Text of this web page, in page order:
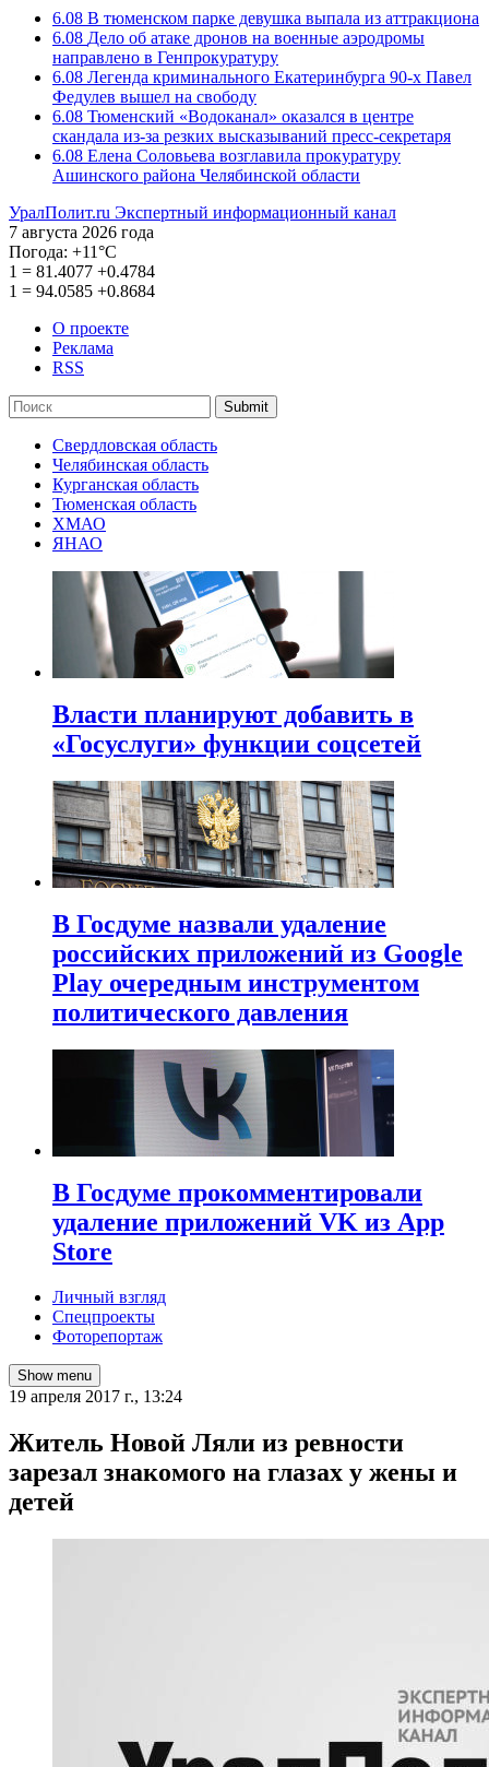
6.08 В тюменском парке девушка выпала из аттракциона
6.08 Дело об атаке дронов на военные аэродромы
направлено в Генпрокуратуру
6.08 Легенда криминального Екатеринбурга 90-х Павел
Федулев вышел на свободу
6.08 Тюменский «Водоканал» оказался в центре
скандала из-за резких высказываний пресс-секретаря
6.08 Елена Соловьева возглавила прокуратуру
Ашинского района Челябинской области
УралПолит.ru Экспертный информационный канал
7 августа 2026 года
Погода: +11°С
1 = 81.4077 +0.4784
1 = 94.0585 +0.8684
О проекте
Реклама
RSS
Submit
Свердловская область
Челябинская область
Курганская область
Тюменская область
ХМАО
ЯНАО
Власти планируют добавить в
«Госуслуги» функции соцсетей
В Госдуме назвали удаление
российских приложений из Google
Play очередным инструментом
политического давления
В Госдуме прокомментировали
удаление приложений VK из App
Store
Личный взгляд
Спецпроекты
Фоторепортаж
Show menu
19 апреля 2017 г., 13:24
Житель Новой Ляли из ревности
зарезал знакомого на глазах у жены и
детей